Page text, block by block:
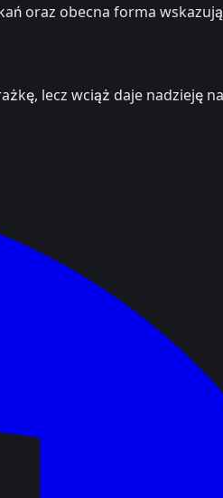
oraz obecna forma
lecz wciąż daje nadzieję